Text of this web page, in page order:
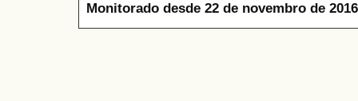
Monitorado desde 22 de novembro de